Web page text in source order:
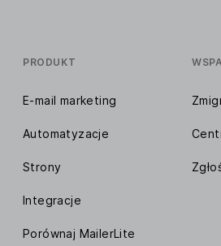
PRODUKT
E-mail marketing
Automatyzacje
Strony
Integracje
Porównaj MailerLite